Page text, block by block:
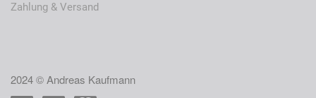
Zahlung & Versand
2024 © Andreas Kaufmann